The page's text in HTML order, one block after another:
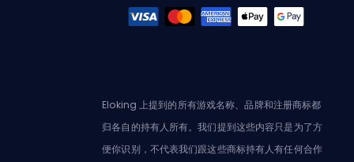
Eloking 上提到的所有游戏名称、品牌和注册商标都
归各自的持有人所有。我们提到这些内容只是为了方
便你识别，不代表我们跟这些商标持有人有任何合作